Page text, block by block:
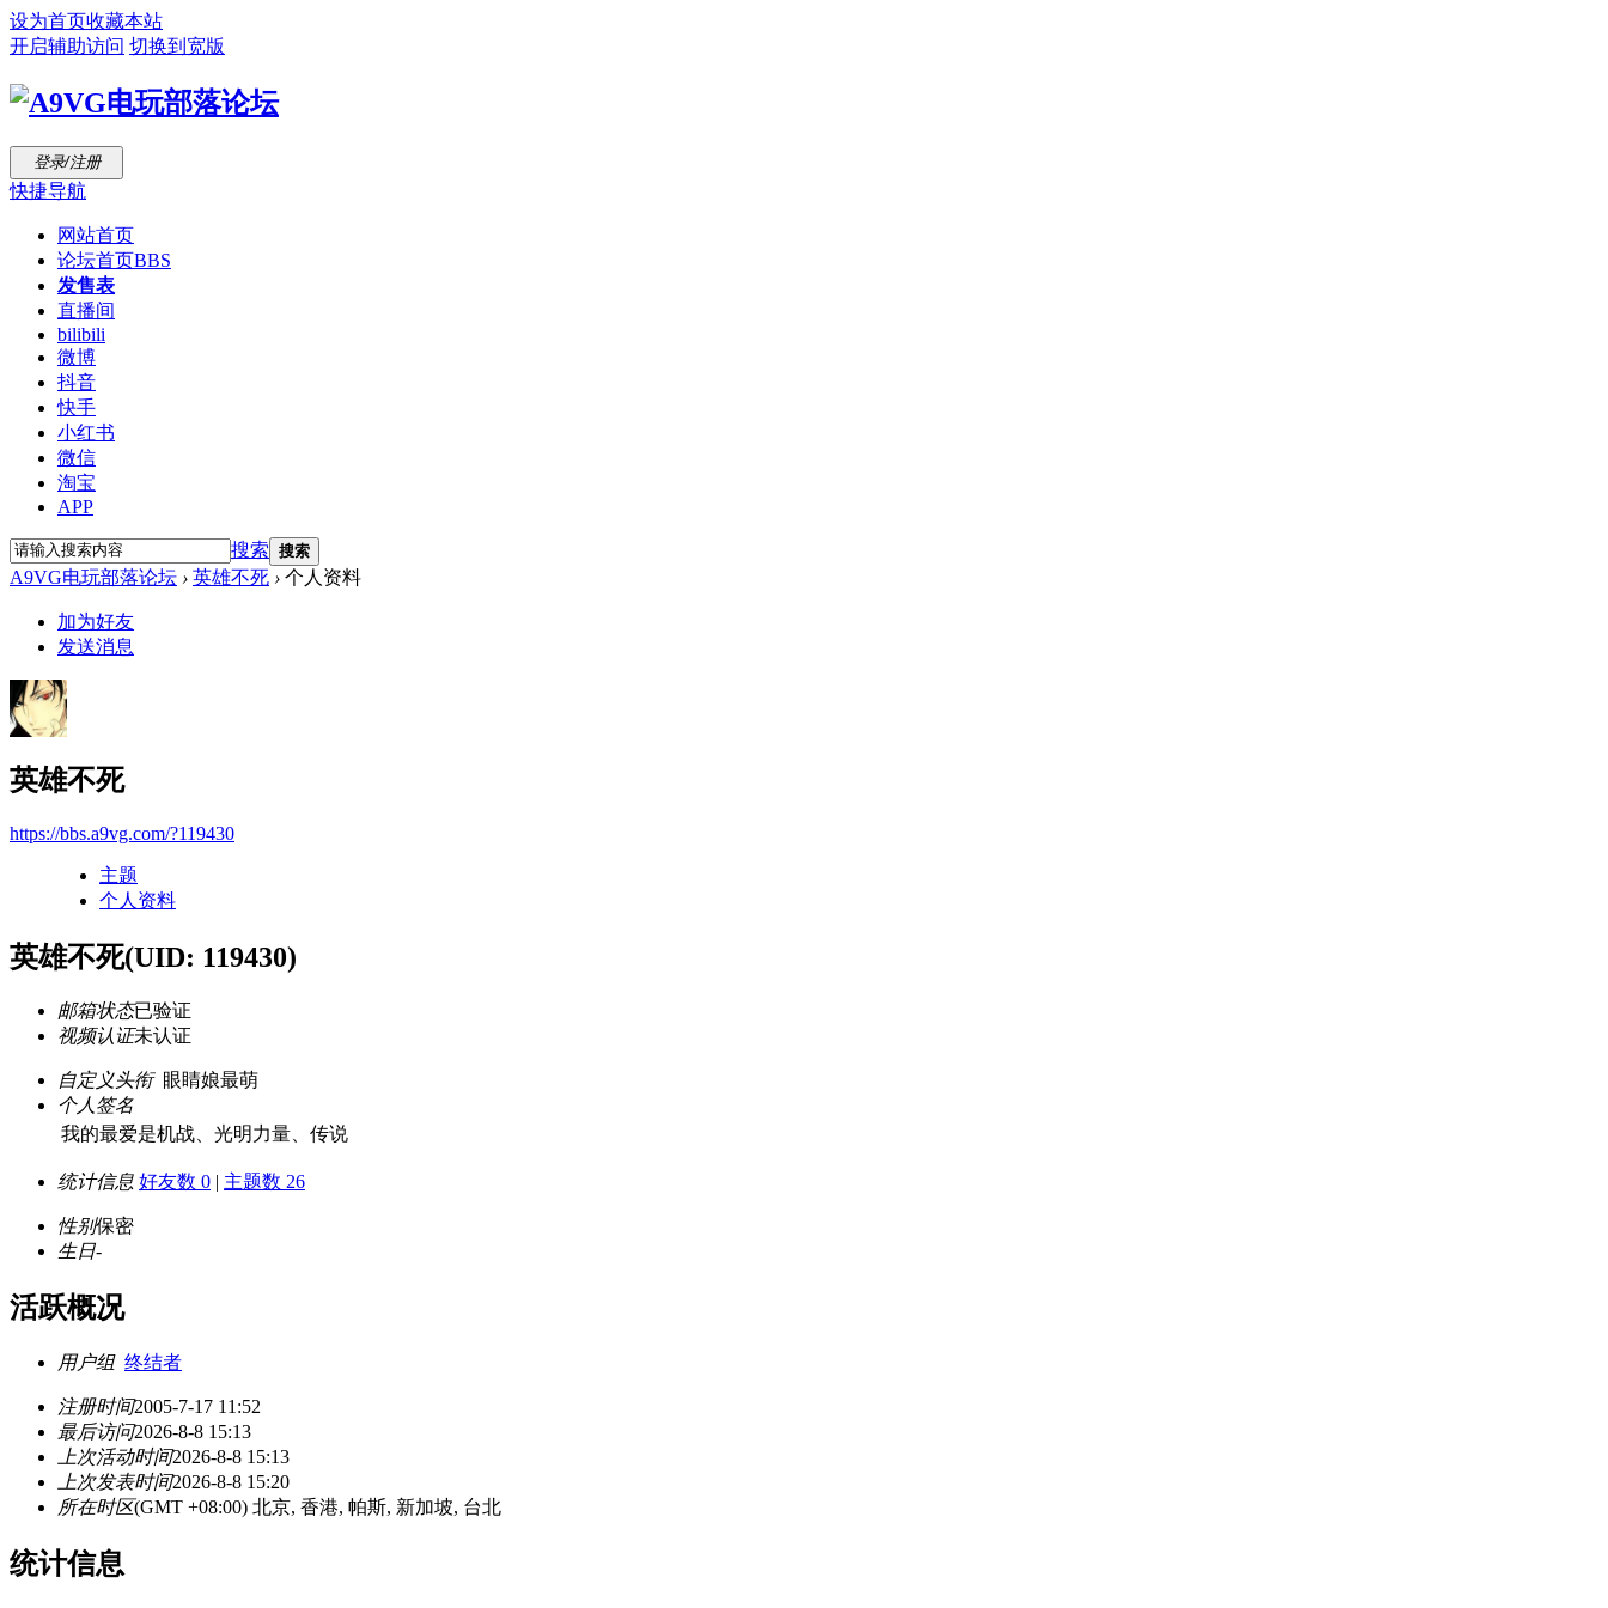
设为首页收藏本站
开启辅助访问 切换到宽版
登录/注册
快捷导航
网站首页
论坛首页BBS
发售表
直播间
bilibili
微博
抖音
快手
小红书
微信
淘宝
APP
搜索 搜索
A9VG电玩部落论坛 › 英雄不死 › 个人资料
加为好友
发送消息
英雄不死
https://bbs.a9vg.com/?119430
主题
个人资料
英雄不死(UID: 119430)
邮箱状态已验证
视频认证未认证
自定义头衔 眼睛娘最萌
个人签名
我的最爱是机战、光明力量、传说
统计信息 好友数 0 | 主题数 26
性别保密
生日-
活跃概况
用户组 终结者
注册时间2005-7-17 11:52
最后访问2026-8-8 15:13
上次活动时间2026-8-8 15:13
上次发表时间2026-8-8 15:20
所在时区(GMT +08:00) 北京, 香港, 帕斯, 新加坡, 台北
统计信息